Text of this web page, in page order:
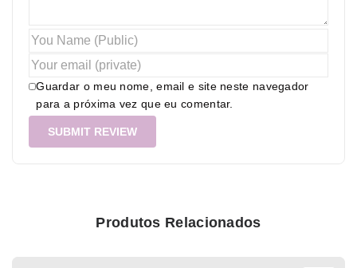
Guardar o meu nome, email e site neste navegador
para a próxima vez que eu comentar.
Produtos Relacionados